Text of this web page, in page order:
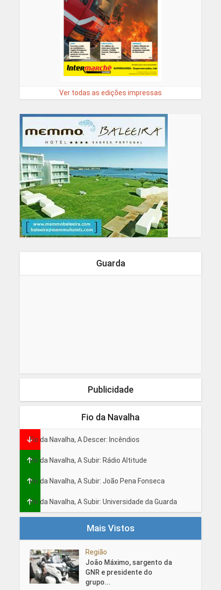
Ver todas as edições impressas
Guarda
Publicidade
Fio da Navalha
Fio da Navalha, A Descer: Incêndios
Fio da Navalha, A Subir: Rádio Altitude
Fio da Navalha, A Subir: João Pena Fonseca
Fio da Navalha, A Subir: Universidade da Guarda
Mais Vistos
Região
João Máximo, sargento da
GNR e presidente do
grupo...